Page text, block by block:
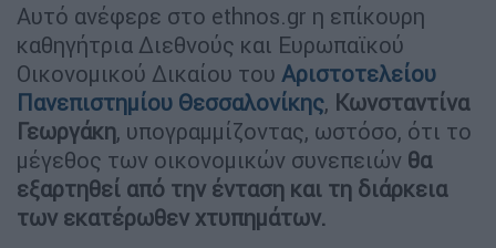
Αυτό ανέφερε στο ethnos.gr η επίκουρη
καθηγήτρια Διεθνούς και Ευρωπαϊκού
Οικονομικού Δικαίου του Αριστοτελείου
Πανεπιστημίου Θεσσαλονίκης, Κωνσταντίνα
Γεωργάκη, υπογραμμίζοντας, ωστόσο, ότι το
μέγεθος των οικονομικών συνεπειών θα
εξαρτηθεί από την ένταση και τη διάρκεια
των εκατέρωθεν χτυπημάτων.